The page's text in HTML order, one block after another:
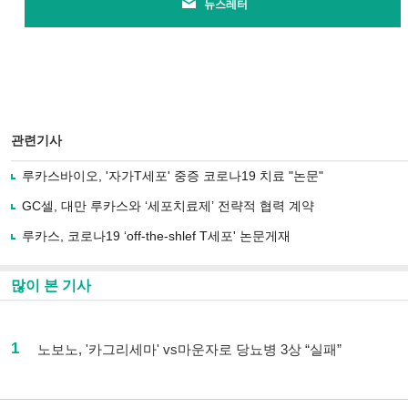
뉴스레터
관련기사
루카스바이오, '자가T세포' 중증 코로나19 치료 "논문"
GC셀, 대만 루카스와 ‘세포치료제’ 전략적 협력 계약
루카스, 코로나19 ‘off-the-shlef T세포' 논문게재
많이 본 기사
1 노보노, '카그리세마' vs마운자로 당뇨병 3상 “실패”